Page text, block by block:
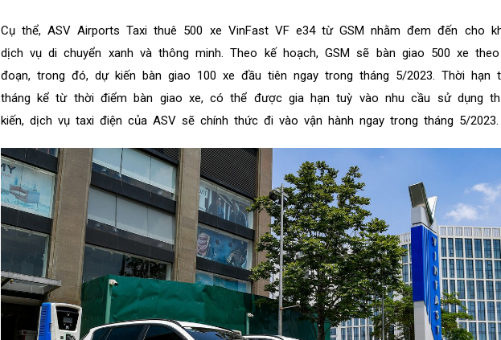
Cụ thể, ASV Airports Taxi thuê 500 xe VinFast VF e34 từ GSM nhằm đem đến cho
dịch vụ di chuyển xanh và thông minh. Theo kế hoạch, GSM sẽ bàn giao 500 xe
đoạn, trong đó, dự kiến bàn giao 100 xe đầu tiên ngay trong tháng 5/2023. Thời hạn
tháng kể từ thời điểm bàn giao xe, có thể được gia hạn tuỳ vào nhu cầu sử dụng
kiến, dịch vụ taxi điện của ASV sẽ chính thức đi vào vận hành ngay trong tháng 5/2023.